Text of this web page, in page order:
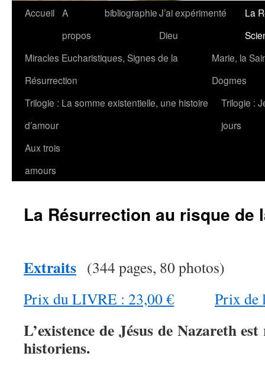
Accueil A
propos
bibliographieJ’ai expérimenté
Dieu
La
Miracles Eucharistiques, Signes de la
Résurrection
Marie, la
Dogmes
Trilogie : La somme existentielle, une histoire
d’amour
Trilogie :
jours
Aux trois
amours
La Résurrection au risque de
Extraits (344 pages, 80 photos)
Prix du LIVRE : 23,00 €
Prix de
L’existence de Jésus de Nazareth
historiens.